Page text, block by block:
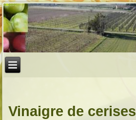
Vinaigre de cerises